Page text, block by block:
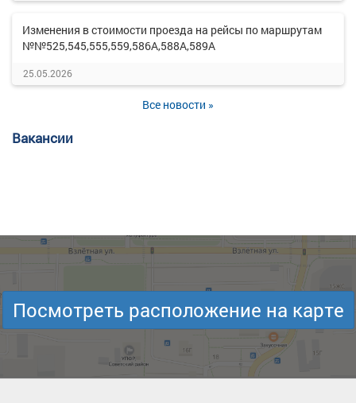
Изменения в стоимости проезда на рейсы по маршрутам
№№525,545,555,559,586А,588А,589А
25.05.2026
Все новости »
Вакансии
Посмотреть расположение на карте